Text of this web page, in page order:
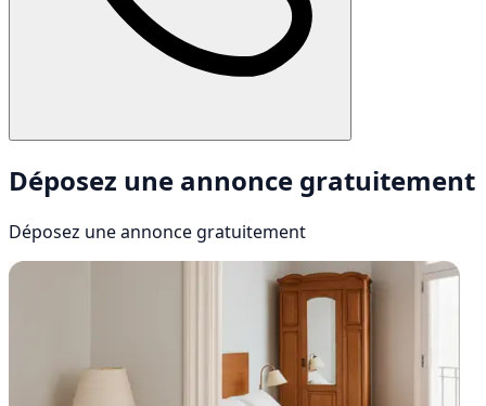
Déposez une annonce gratuitement
Déposez une annonce gratuitement